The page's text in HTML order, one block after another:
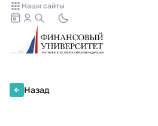
Наши сайты
Назад